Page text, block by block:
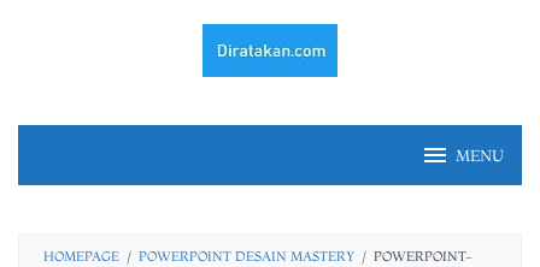
MENU
HOMEPAGE / POWERPOINT DESAIN MASTERY / POWERPOINT-